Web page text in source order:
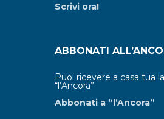
Scrivi ora!
ABBONATI
Puoi ricevere a casa tua
“l’Ancora”
Abbonati a “l’Ancora”